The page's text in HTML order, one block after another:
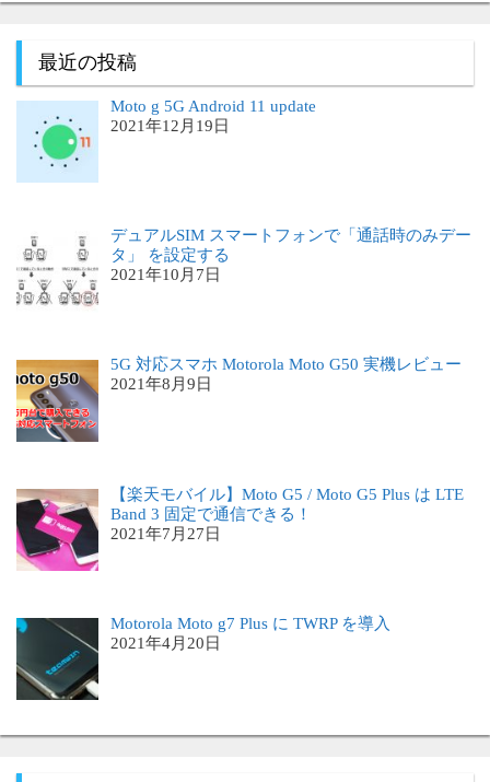
最近の投稿
Moto g 5G Android 11 update
2021年12月19日
デュアルSIM スマートフォンで「通話時のみデー
タ」 を設定する
2021年10月7日
5G 対応スマホ Motorola Moto G50 実機レビュー
2021年8月9日
【楽天モバイル】Moto G5 / Moto G5 Plus は LTE
Band 3 固定で通信できる！
2021年7月27日
Motorola Moto g7 Plus に TWRP を導入
2021年4月20日